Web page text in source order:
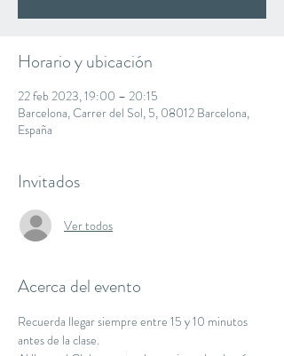
Horario y ubicación
22 feb 2023, 19:00 – 20:15
Barcelona, Carrer del Sol, 5, 08012 Barcelona,
España
Invitados
Ver todos
Acerca del evento
Recuerda llegar siempre entre 15 y 10 minutos
antes de la clase.